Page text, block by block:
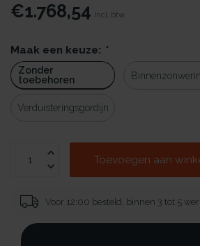
€1.768,54 Incl. btw
Maak een keuze: *
Zonder
toebehoren
Verduisteringsgordijn
Toevoegen aan
Voor 12:00 besteld, binnen 3 tot 5